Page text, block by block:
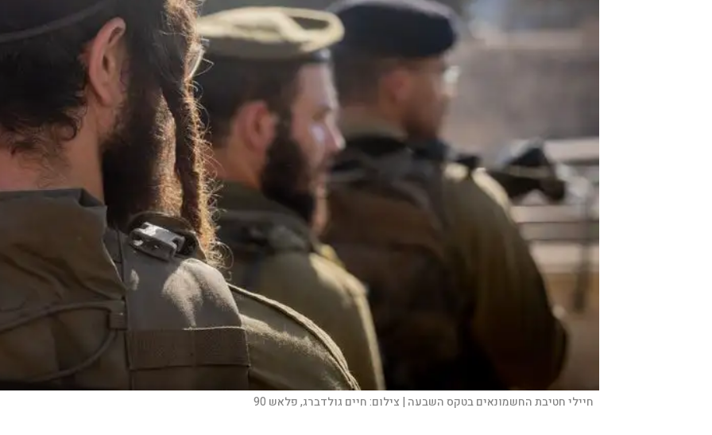
חיילי חטיבת החשמונאים בטקס השבעה | צילום:חיים גולדברג, פלאש 90